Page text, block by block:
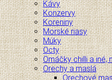
Kávy
Konzervy
Koreniny
Morské riasy
Múky
Octy
Omáčky chilli a iné,
Orechy a maslá
Orechové